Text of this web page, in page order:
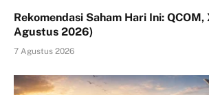
Rekomendasi Saham Hari Ini: QCOM,
Agustus 2026)
7 Agustus 2026